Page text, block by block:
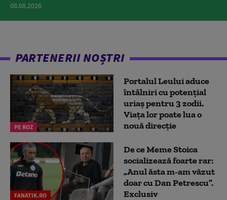
08.08.2026
PARTENERII NOȘTRI
PE ROZ
Portalul Leului aduce
întâlniri cu potențial
uriaș pentru 3 zodii.
Viața lor poate lua o
nouă direcție
FANATIK.RO
De ce Meme Stoica
socializează foarte rar:
„Anul ăsta m-am văzut
doar cu Dan Petrescu”.
Exclusiv